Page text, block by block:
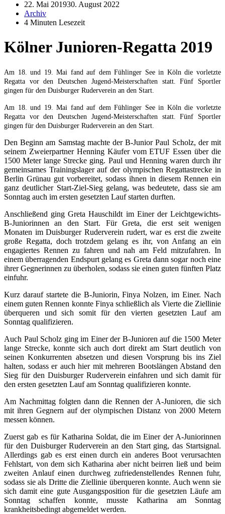
22. Mai 201930. August 2022
Archiv
4 Minuten Lesezeit
Kölner Junioren-Regatta 2019
Am 18. und 19. Mai fand auf dem Fühlinger See in Köln die vorletzte
Regatta vor den Deutschen Jugend-Meisterschaften statt.Fünf Sportler
gingen für den Duisburger Ruderverein an den Start.
Am 18. und 19. Mai fand auf dem Fühlinger See in Köln die vorletzte
Regatta vor den Deutschen Jugend-Meisterschaften statt.Fünf Sportler
gingen für den Duisburger Ruderverein an den Start.
Den Beginn am Samstag machte der B-Junior Paul Scholz, der mit
seinem Zweierpartner Henning Käufer vom ETUF Essen über die
1500 Meter lange Strecke ging. Paul und Henning waren durch ihr
gemeinsames Trainingslager auf der olympischen Regattastrecke in
Berlin Grünau gut vorbereitet, sodass ihnen in diesem Rennen ein
ganz deutlicher Start-Ziel-Sieg gelang, was bedeutete, dass sie am
Sonntag auch im ersten gesetzten Lauf starten durften.
Anschließend ging Greta Hauschildt im Einer der Leichtgewichts-
B-Juniorinnen an den Start. Für Greta, die erst seit wenigen
Monaten im Duisburger Ruderverein rudert, war es erst die zweite
große Regatta, doch trotzdem gelang es ihr, von Anfang an ein
engagiertes Rennen zu fahren und nah am Feld mitzufahren. In
einem überragenden Endspurt gelang es Greta dann sogar noch eine
ihrer Gegnerinnen zu überholen, sodass sie einen guten fünften Platz
einfuhr.
Kurz darauf startete die B-Juniorin, Finya Nolzen, im Einer. Nach
einem guten Rennen konnte Finya schließlich als Vierte die Ziellinie
überqueren und sich somit für den vierten gesetzten Lauf am
Sonntag qualifizieren.
Auch Paul Scholz ging im Einer der B-Junioren auf die 1500 Meter
lange Strecke, konnte sich auch dort direkt am Start deutlich von
seinen Konkurrenten absetzen und diesen Vorsprung bis ins Ziel
halten, sodass er auch hier mit mehreren Bootslängen Abstand den
Sieg für den Duisburger Ruderverein einfahren und sich damit für
den ersten gesetzten Lauf am Sonntag qualifizieren konnte.
Am Nachmittag folgten dann die Rennen der A-Junioren, die sich
mit ihren Gegnern auf der olympischen Distanz von 2000 Metern
messen können.
Zuerst gab es für Katharina Soldat, die im Einer der A-Juniorinnen
für den Duisburger Ruderverein an den Start ging, das Startsignal.
Allerdings gab es erst einen durch ein anderes Boot verursachten
Fehlstart, von dem sich Katharina aber nicht beirren ließ und beim
zweiten Anlauf einen durchweg zufriedenstellendes Rennen fuhr,
sodass sie als Dritte die Ziellinie überqueren konnte. Auch wenn sie
sich damit eine gute Ausgangsposition für die gesetzten Läufe am
Sonntag schaffen konnte, musste Katharina am Sonntag
krankheitsbedingt abgemeldet werden.